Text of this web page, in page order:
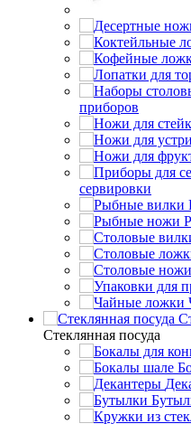
приборов
сервировки
Стеклянная посуда